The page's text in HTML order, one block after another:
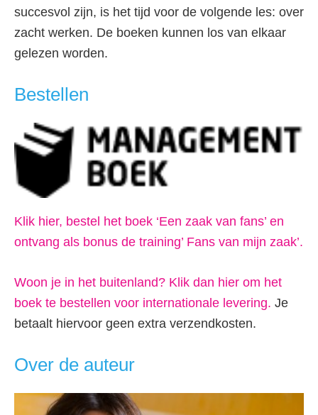
succesvol zijn, is het tijd voor de volgende les: over
zacht werken. De boeken kunnen los van elkaar
gelezen worden.
Bestellen
Klik hier, bestel het boek ‘Een zaak van fans’ en
ontvang als bonus de training’ Fans van mijn zaak’.
Woon je in het buitenland? Klik dan hier om het
boek te bestellen voor internationale levering. Je
betaalt hiervoor geen extra verzendkosten.
Over de auteur